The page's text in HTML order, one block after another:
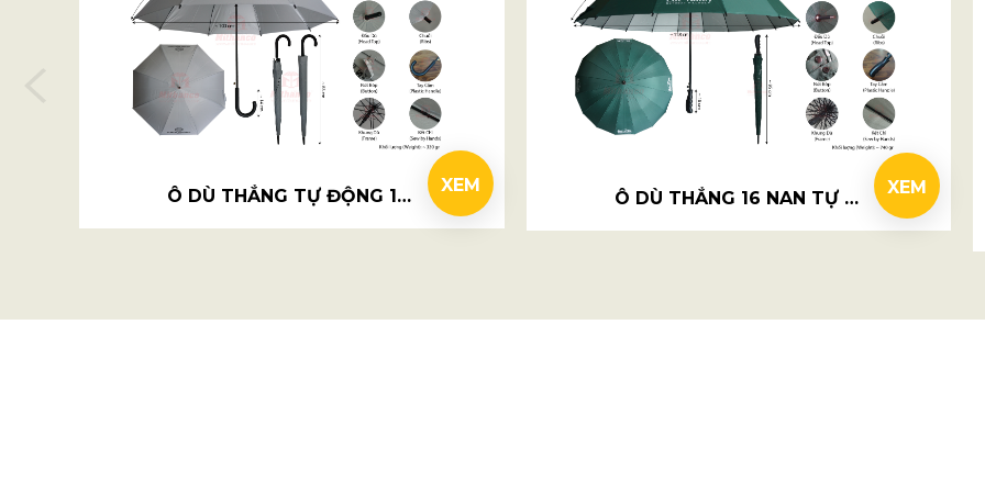
Ô DÙ THẲNG TỰ ĐỘNG 1 CHIỀU R59CM SẮT - KINGSTONE BBQ
XEM
Ô DÙ THẲNG 16 NAN TỰ ĐỘNG 1 CHIỀU R70CM - LAT VALLEY
XEM